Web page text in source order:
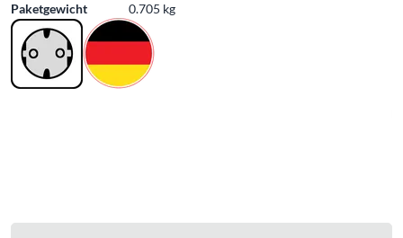
Paketgewicht
0.705 kg